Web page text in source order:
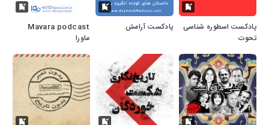
پادکست اسطوره شناسی
تحوت
پادکست آرامش
Mavara podcast
ماورا